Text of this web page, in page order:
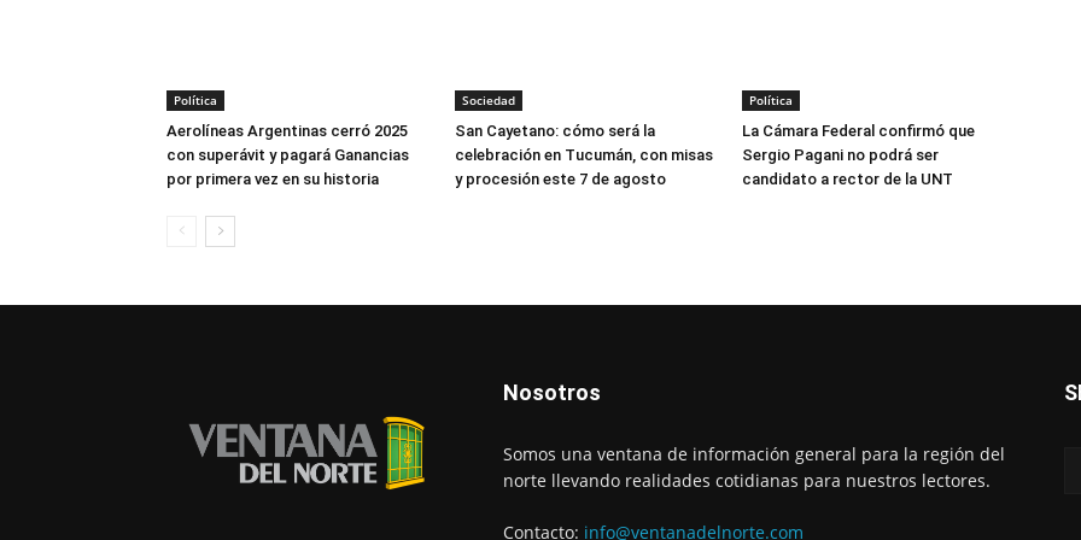
Política
Aerolíneas Argentinas cerró 2025
con superávit y pagará Ganancias
por primera vez en su historia
Sociedad
San Cayetano: cómo será la
celebración en Tucumán, con misas
y procesión este 7 de agosto
Política
La Cámara Federal confirmó que
Sergio Pagani no podrá ser
candidato a rector de la UNT
Nosotros
Somos una ventana de información general para la región del
norte llevando realidades cotidianas para nuestros lectores.
Contacto: info@ventanadelnorte.com